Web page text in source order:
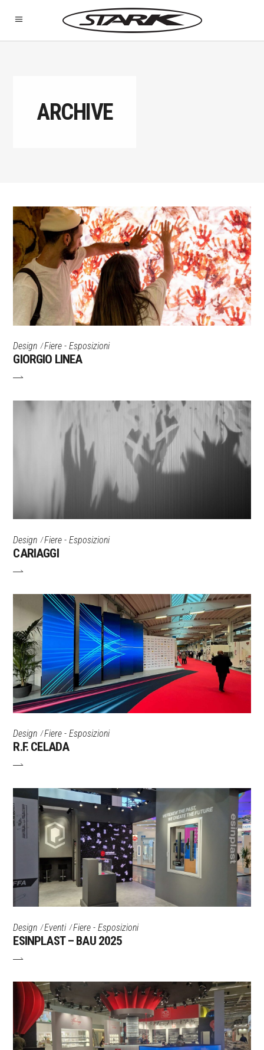
ARCHIVE
Design Fiere - Esposizioni
GIORGIO LINEA
Design Fiere - Esposizioni
CARIAGGI
Design Fiere - Esposizioni
R.F. CELADA
Design Eventi Fiere - Esposizioni
ESINPLAST – BAU 2025